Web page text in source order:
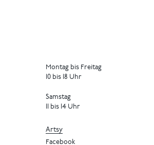
Montag bis Freitag
10 bis 18 Uhr
Samstag
11 bis 14 Uhr
Artsy
Facebook